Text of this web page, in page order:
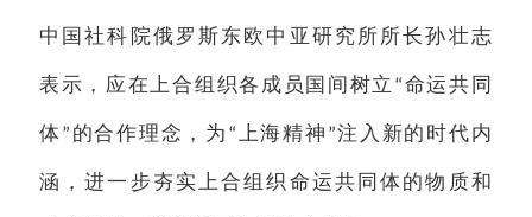
中国社科院俄罗斯东欧中亚研究所所长孙壮志
表示，应在上合组织各成员国间树立 “命运共同
体” 的合作理念，为 “上海精神 ”注入新的时代内
涵，进一步夯实上合组织命运共同体的物质和